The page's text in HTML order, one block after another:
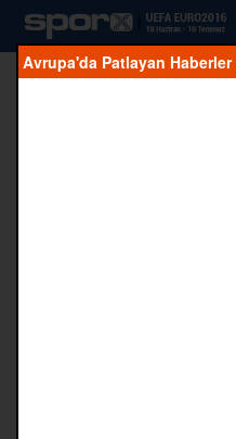
Avrupa'da Patlayan Haberler